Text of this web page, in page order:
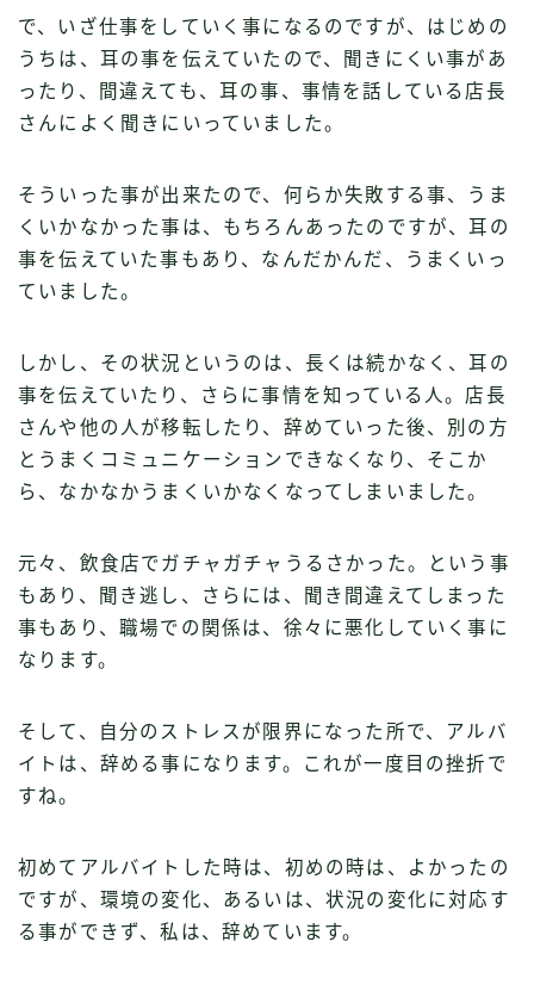
で、いざ仕事をしていく事になるのですが、はじめの
うちは、耳の事を伝えていたので、聞きにくい事があ
ったり、間違えても、耳の事、事情を話している店長
さんによく聞きにいっていました。
そういった事が出来たので、何らか失敗する事、うま
くいかなかった事は、もちろんあったのですが、耳の
事を伝えていた事もあり、なんだかんだ、うまくいっ
ていました。
しかし、その状況というのは、長くは続かなく、耳の
事を伝えていたり、さらに事情を知っている人。店長
さんや他の人が移転したり、辞めていった後、別の方
とうまくコミュニケーションできなくなり、そこか
ら、なかなかうまくいかなくなってしまいました。
元々、飲食店でガチャガチャうるさかった。という事
もあり、聞き逃し、さらには、聞き間違えてしまった
事もあり、職場での関係は、徐々に悪化していく事に
なります。
そして、自分のストレスが限界になった所で、アルバ
イトは、辞める事になります。これが一度目の挫折で
すね。
初めてアルバイトした時は、初めの時は、よかったの
ですが、環境の変化、あるいは、状況の変化に対応す
る事ができず、私は、辞めています。